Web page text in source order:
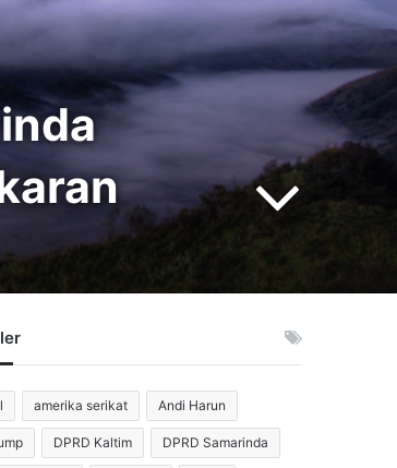
amerika serikat Andi Harun
DPRD Kaltim DPRD Samarinda